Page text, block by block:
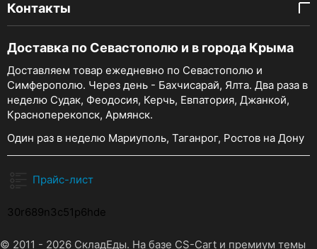
Контакты
Доставка по Севастополю и в города Крыма
Доставляем товар ежедневно по Севастополю и
Симферополю. Через день - Бахчисарай, Ялта. Два раза в
неделю Судак, Феодосия, Керчь, Евпатория, Джанкой,
Красноперекопск, Армянск.
Один раз в неделю Мариуполь, Таганрог, Ростов на Дону
Прайс-лист
30r689n3c51p6hde
© 2011 - 2026 СкладЕды. На базе CS-Cart и премиум темы